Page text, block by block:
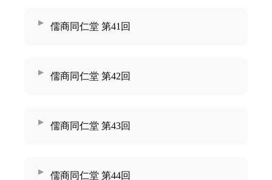
儒商同仁堂 第41回
儒商同仁堂 第42回
儒商同仁堂 第43回
儒商同仁堂 第44回